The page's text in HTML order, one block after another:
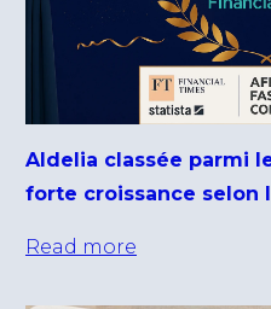
Aldelia classée parmi
forte croissance selon
Read more